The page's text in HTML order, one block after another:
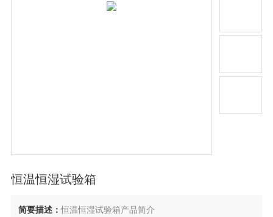
恒温恒湿试验箱
简要描述：恒温恒湿试验箱产品简介